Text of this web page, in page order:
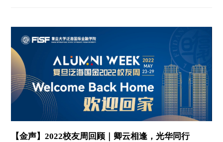
【金声】2022校友周回顾｜卿云相逢，光华同行